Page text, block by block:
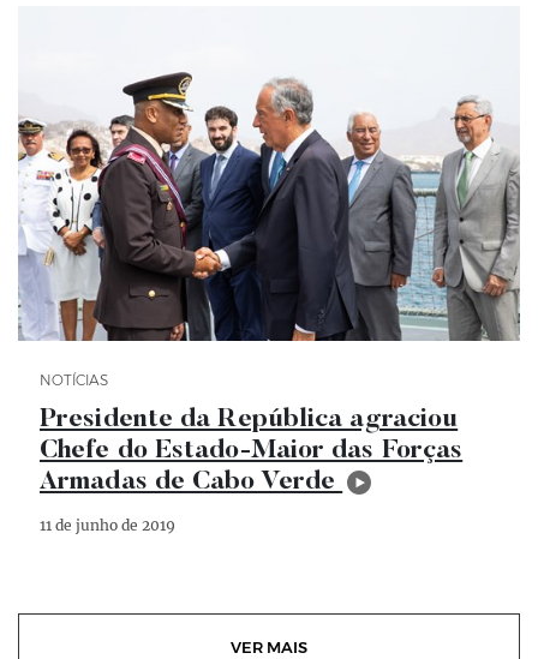
Categoria Notícias
NOTÍCIAS
Presidente da República agraciou
Chefe do Estado-Maior das Forças
Armadas de Cabo Verde
11 de junho de 2019
VER MAIS